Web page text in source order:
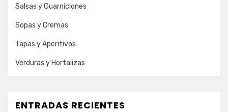
Salsas y Guarniciones
Sopas y Cremas
Tapas y Aperitivos
Verduras y Hortalizas
ENTRADAS RECIENTES